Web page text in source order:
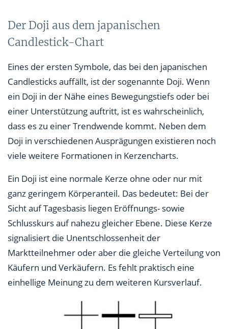
Der Doji aus dem japanischen
Candlestick-Chart
Eines der ersten Symbole, das bei den japanischen
Candlesticks auffällt, ist der sogenannte Doji. Wenn
ein Doji in der Nähe eines Bewegungstiefs oder bei
einer Unterstützung auftritt, ist es wahrscheinlich,
dass es zu einer Trendwende kommt. Neben dem
Doji in verschiedenen Ausprägungen existieren noch
viele weitere Formationen in Kerzencharts.
Ein Doji ist eine normale Kerze ohne oder nur mit
ganz geringem Körperanteil. Das bedeutet: Bei der
Sicht auf Tagesbasis liegen Eröffnungs- sowie
Schlusskurs auf nahezu gleicher Ebene. Diese Kerze
signalisiert die Unentschlossenheit der
Marktteilnehmer oder aber die gleiche Verteilung von
Käufern und Verkäufern. Es fehlt praktisch eine
einhellige Meinung zu dem weiteren Kursverlauf.